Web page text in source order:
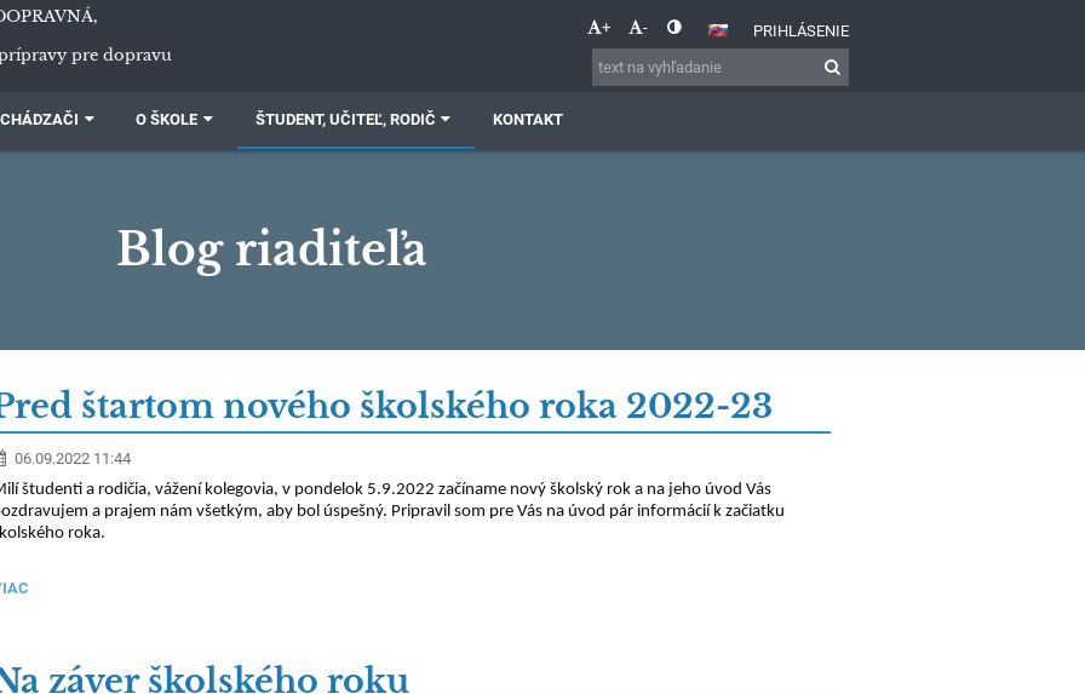
pre dopravu
+ - PRIHLÁSENIE
O ŠKOLE ŠTUDENT, UČITEĽ, RODIČ KONTAKT
Blog riaditeľa
štartom nového školského roka 2022-23
06.09.2022 11:44
študenti a rodičia, vážení kolegovia, v pondelok 5.9.2022 začíname nový školský rok a na jeho úvod Vás
a prajem nám všetkým, aby bol úspešný. Pripravil som pre Vás na úvod pár informácií k začiatku
roka.
záver školského roku